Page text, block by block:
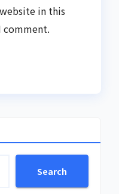
in this
comment.
Search